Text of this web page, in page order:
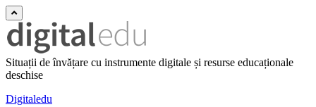
Situații de învățare cu instrumente digitale și resurse educaționale
deschise
Digitaledu